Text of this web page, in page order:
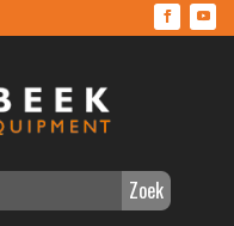
Zoek